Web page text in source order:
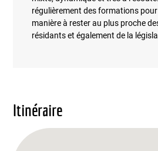
régulièrement des formations
manière à rester au plus proche
résidants et également de la
Itinéraire